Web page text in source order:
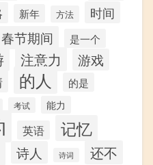
新年 方法 时间
春节期间 是一个
注意力 游戏
的人 的是
考试 能力
英语 记忆
诗人 诗词 还不